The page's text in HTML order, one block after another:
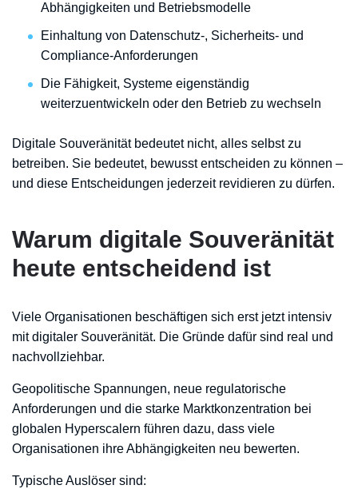
Abhängigkeiten und Betriebsmodelle
Einhaltung von Datenschutz-, Sicherheits- und
Compliance-Anforderungen
Die Fähigkeit, Systeme eigenständig
weiterzuentwickeln oder den Betrieb zu wechseln
Digitale Souveränität bedeutet nicht, alles selbst zu
betreiben. Sie bedeutet, bewusst entscheiden zu können –
und diese Entscheidungen jederzeit revidieren zu dürfen.
Warum digitale Souveränität
heute entscheidend ist
Viele Organisationen beschäftigen sich erst jetzt intensiv
mit digitaler Souveränität. Die Gründe dafür sind real und
nachvollziehbar.
Geopolitische Spannungen, neue regulatorische
Anforderungen und die starke Marktkonzentration bei
globalen Hyperscalern führen dazu, dass viele
Organisationen ihre Abhängigkeiten neu bewerten.
Typische Auslöser sind: